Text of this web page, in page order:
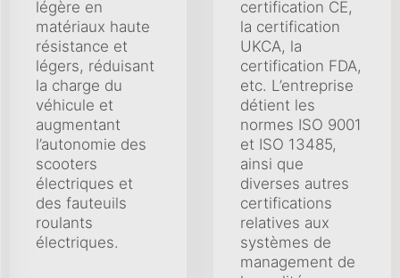
légère en
matériaux haute
résistance et
légers, réduisant
la charge du
véhicule et
augmentant
l’autonomie des
scooters
électriques et
des fauteuils
roulants
électriques.
certification CE,
la certification
UKCA, la
certification FDA,
etc. L’entreprise
détient les
normes ISO 9001
et ISO 13485,
ainsi que
diverses autres
certifications
relatives aux
systèmes de
management de